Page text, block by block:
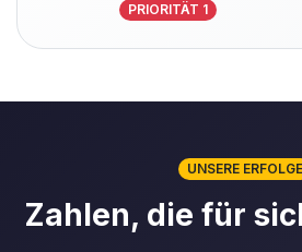
PRIORITÄT 1
UNSERE ERFOLGE
Zahlen, die für